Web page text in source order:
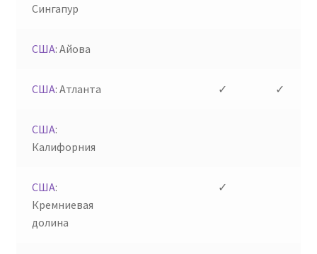
Сингапур
США: Айова
США: Атланта ✓ ✓
США:
Калифорния
США:
Кремниевая
долина
✓